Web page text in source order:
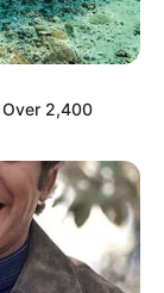
Over 2,400